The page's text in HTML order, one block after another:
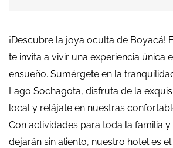
¡Descubre la joya oculta de Boyacá!
te invita a vivir una experiencia única
ensueño. Sumérgete en la
Lago Sochagota, disfruta de la
local y relájate en nuestras
Con actividades para toda la familia
dejarán sin aliento, nuestro hotel es